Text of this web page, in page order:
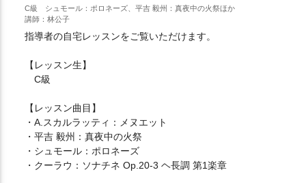
C級 シュモール：ポロネーズ、平吉 毅州：真夜中の火祭ほか
講師：林公子
指導者の自宅レッスンをご覧いただけます。
【レッスン生】
C級
【レッスン曲目】
・A.スカルラッティ：メヌエット
・平吉 毅州：真夜中の火祭
・シュモール：ポロネーズ
・クーラウ：ソナチネ Op.20-3 ヘ長調 第1楽章